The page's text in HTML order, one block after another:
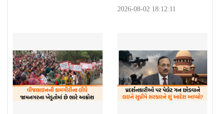
2026-08-02 18:12:11